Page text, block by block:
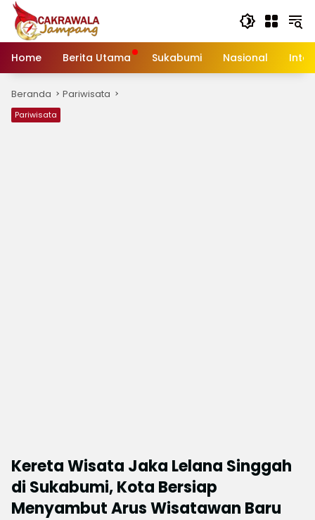
Langsung
konten
Home
Berita Utama Sukabumi Nasional
Beranda Pariwisata
Pariwisata
Kereta Wisata Jaka Lelana Singgah
di Sukabumi, Kota Bersiap
Menyambut Arus Wisatawan Baru